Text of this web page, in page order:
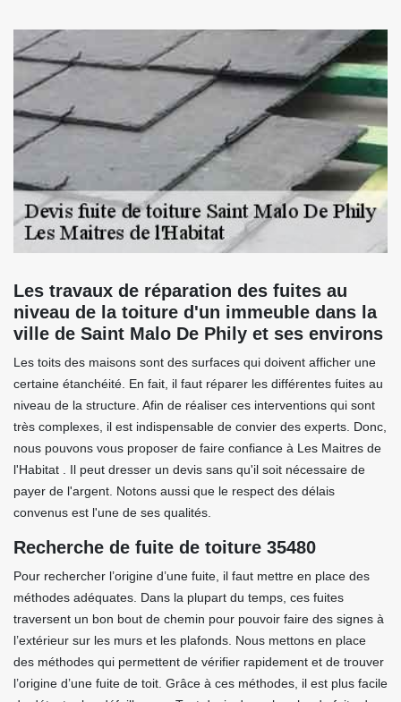
Les travaux de réparation des fuites au
niveau de la toiture d'un immeuble dans la
ville de Saint Malo De Phily et ses environs
Les toits des maisons sont des surfaces qui doivent afficher une
certaine étanchéité. En fait, il faut réparer les différentes fuites au
niveau de la structure. Afin de réaliser ces interventions qui sont
très complexes, il est indispensable de convier des experts. Donc,
nous pouvons vous proposer de faire confiance à Les Maitres de
l'Habitat . Il peut dresser un devis sans qu'il soit nécessaire de
payer de l'argent. Notons aussi que le respect des délais
convenus est l'une de ses qualités.
Recherche de fuite de toiture 35480
Pour rechercher l’origine d’une fuite, il faut mettre en place des
méthodes adéquates. Dans la plupart du temps, ces fuites
traversent un bon bout de chemin pour pouvoir faire des signes à
l’extérieur sur les murs et les plafonds. Nous mettons en place
des méthodes qui permettent de vérifier rapidement et de trouver
l’origine d’une fuite de toit. Grâce à ces méthodes, il est plus facile